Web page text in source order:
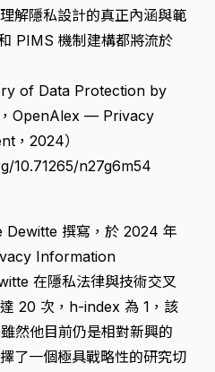
解隱私設計的真正內涵與範
PIMS 機制建構都將流於
of Data Protection by
OpenAlex — Privacy
，2024）
10.71265/n27g6m54
Dewitte 撰寫，於 2024 年
Information
在隱私法律與技術交叉
20 次，h-index 為 1，該
然他目前仍是相對新興的
了一個極具戰略性的研究切